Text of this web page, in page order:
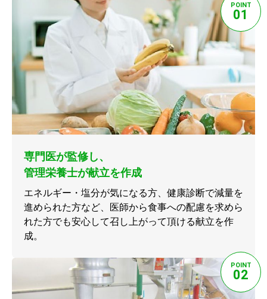
POINT
01
専門医が監修し、
管理栄養士が献立を作成
エネルギー・塩分が気になる方、健康診断で減量を
進められた方など、医師から食事への配慮を求めら
れた方でも安心して召し上がって頂ける献立を作
成。
POINT
02